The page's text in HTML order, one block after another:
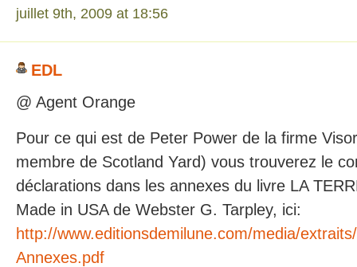
juillet 9th, 2009 at 18:56
EDL
@ Agent Orange
Pour ce qui est de Peter Power de la firme
membre de Scotland Yard) vous trouverez le
déclarations dans les annexes du livre LA
Made in USA de Webster G. Tarpley, ici:
http://www.editionsdemilune.com/media/
Annexes.pdf